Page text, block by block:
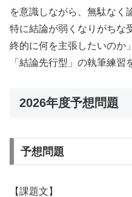
を意識しながら、無駄なく
特に結論が弱くなりがちな
終的に何を主張したいのか
「結論先行型」の執筆練習
2026年度予想問題
予想問題
【課題文】